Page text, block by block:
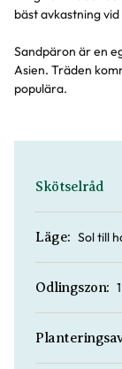
bäst avkastning
Sandpäron är en
Asien. Träden
populära.
Skötselråd
Läge: Sol till
Odlingszon: